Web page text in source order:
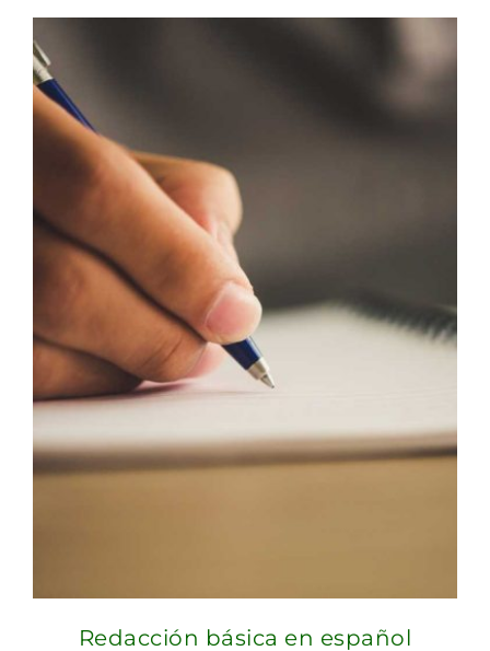
was:
is:
Redacción básica en español